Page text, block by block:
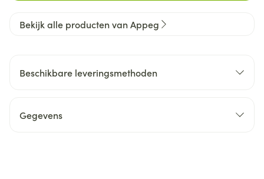
Bekijk alle producten van Appeg
Beschikbare leveringsmethoden
Gegevens